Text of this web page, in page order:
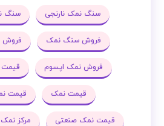
سنگ نمک نارنجی سنگ
فروش سنگ نمک فروش
فروش نمک اپسوم
قیمت نمک قیمت
قیمت نمک صنعتی مرکز